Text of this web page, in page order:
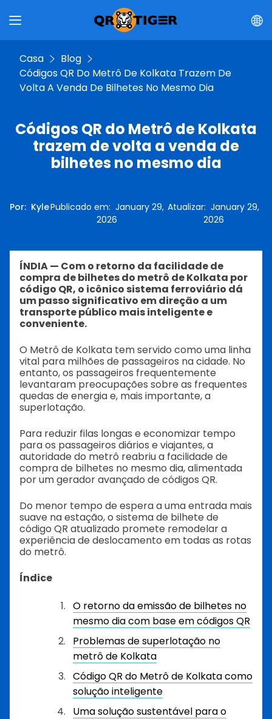
Casa
Blog
Códigos QR Do Metrô De Kolkata Trazem De
Volta A Venda De Bilhetes No Mesmo Dia
Códigos QR do Metrô de Kolkata
trazem de volta a venda de
bilhetes no mesmo dia
Por: KylePublicado em: January 29,
2026
Atualizar:January 29,
2026
ÍNDIA — Com o retorno da facilidade de
compra de bilhetes do metrô de Kolkata por
código QR, o icônico sistema ferroviário dá
um passo significativo em direção a um
transporte público mais inteligente e
conveniente.
O Metrô de Kolkata tem servido como uma linha
vital para milhões de passageiros na cidade. No
entanto, os passageiros frequentemente
levantaram preocupações sobre as frequentes
quedas de energia e, mais importante, a
superlotação.
Para reduzir filas longas e economizar tempo
para os passageiros diários e viajantes, a
autoridade do metrô reabriu a facilidade de
compra de bilhetes no mesmo dia, alimentada
por um gerador avançado de códigos QR.
Do menor tempo de espera a uma entrada mais
suave na estação, o sistema de bilhete de
código QR atualizado promete remodelar a
experiência de deslocamento em todas as rotas
do metrô.
Índice
O retorno da emissão de bilhetes no
mesmo dia com base em códigos QR
Problemas de superlotação no
metrô de Kolkata
Código QR do Metrô de Kolkata como
solução inteligente
Uma solução sustentável para o